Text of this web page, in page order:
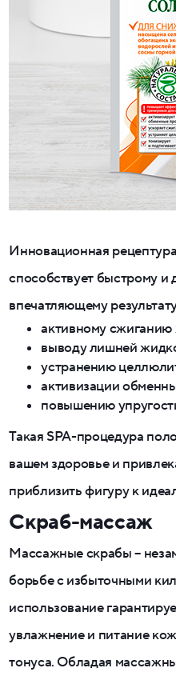
Инновационная
способствует быстрому и
впечатляющему
активному
выводу лишней
устранению
активизации
повышению
Такая SPA-процедура
вашем здоровье и
приблизить фигуру к
Скраб-массаж
Массажные скрабы –
борьбе с избыточными
использование
увлажнение и питание
тонуса. Обладая